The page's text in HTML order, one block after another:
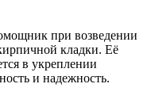
при возведении
кладки. Её
в укреплении
и надежность.